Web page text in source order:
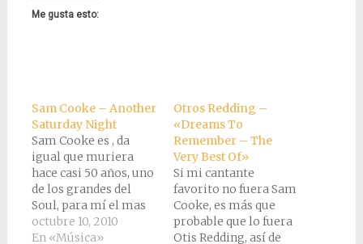
Me gusta esto:
Sam Cooke – Another
Saturday Night
Sam Cooke es , da
igual que muriera
hace casi 50 años, uno
de los grandes del
Soul, para mí el mas
grande. Mi relación
con él empezó de una
octubre 10, 2010
En «Música»
Otros Redding –
«Dreams To
Remember – The
Very Best Of»
Si mi cantante
favorito no fuera Sam
Cooke, es más que
probable que lo fuera
Otis Redding, así de